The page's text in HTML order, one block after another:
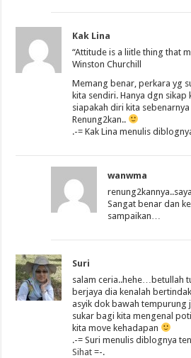
Kak Lina
“Attitude is a liitle thing that
Winston Churchill
Memang benar, perkara yg
kita sendiri. Hanya dgn sikap
siapakah diri kita
Renung2kan..
.-= Kak Lina menulis
wanwma
Sangat benar dan
sampaikan…
Suri
salam ceria..hehe…betullah
berjaya dia kenalah
asyik dok bawah tempurung
sukar bagi kita mengenal
kita move kehadapan
.-= Suri menulis diblognya
Sihat =-.